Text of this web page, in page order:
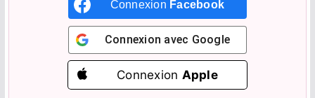
Connexion Facebook
Connexion avec Google
Connexion Apple